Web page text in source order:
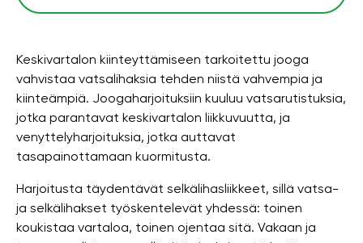
Keskivartalon kiinteyttämiseen tarkoitettu jooga
vahvistaa vatsalihaksia tehden niistä vahvempia ja
kiinteämpiä. Joogaharjoituksiin kuuluu vatsarutistuksia,
jotka parantavat keskivartalon liikkuvuutta, ja
venyttelyharjoituksia, jotka auttavat
tasapainottamaan kuormitusta.
Harjoitusta täydentävät selkälihasliikkeet, sillä vatsa-
ja selkälihakset työskentelevät yhdessä: toinen
koukistaa vartaloa, toinen ojentaa sitä. Vakaan ja